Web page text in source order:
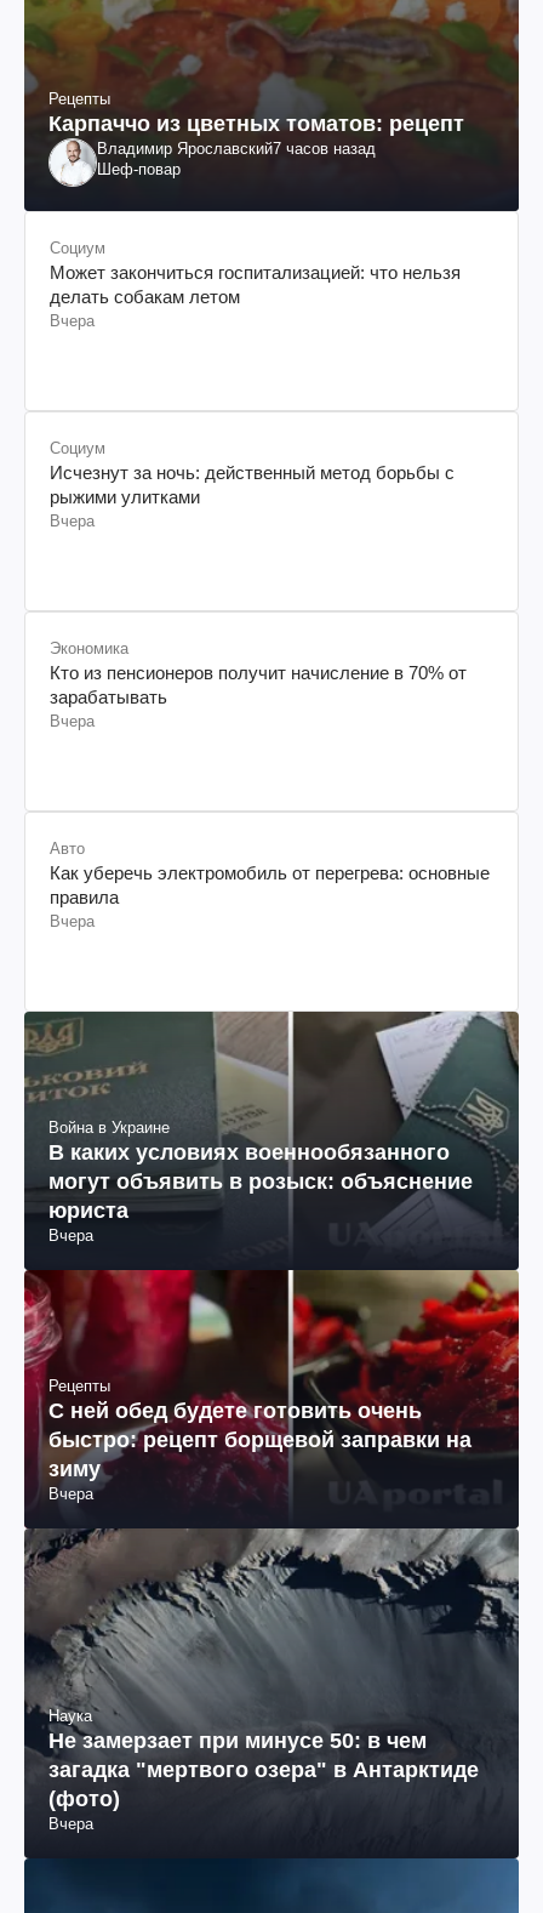
Рецепты
Карпаччо из цветных томатов: рецепт
Владимир Ярославский7 часов назад
Шеф-повар
Социум
Может закончиться госпитализацией: что нельзя
делать собакам летом
Вчера
Социум
Исчезнут за ночь: действенный метод борьбы с
рыжими улитками
Вчера
Экономика
Кто из пенсионеров получит начисление в 70% от
зарабатывать
Вчера
Авто
Как уберечь электромобиль от перегрева: основные
правила
Вчера
Война в Украине
В каких условиях военнообязанного
могут объявить в розыск: объяснение
юриста
Вчера
Рецепты
С ней обед будете готовить очень
быстро: рецепт борщевой заправки на
зиму
Вчера
Наука
Не замерзает при минусе 50: в чем
загадка "мертвого озера" в Антарктиде
(фото)
Вчера